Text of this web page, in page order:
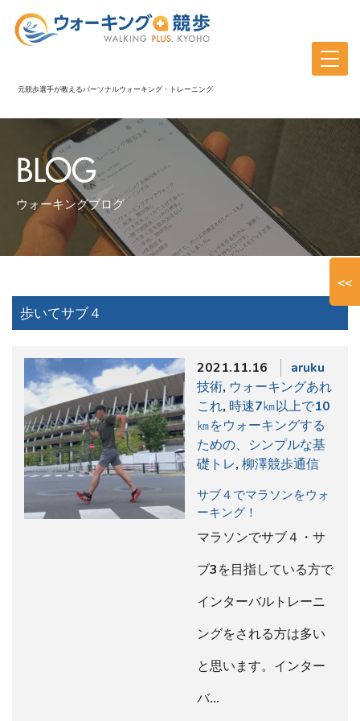
元競歩選手が教えるパーソナルウォーキング・トレーニング
BLOG
ウォーキングブログ
歩いてサブ４
2021.11.16
aruku
技術, ウォーキングあれ
これ, 時速7㎞以上で10
㎞をウォーキングする
ための、シンプルな基
礎トレ, 柳澤競歩通信
サブ４でマラソンをウォ
ーキング！
マラソンでサブ４・サ
ブ3を目指している方で
インターバルトレーニ
ングをされる方は多い
と思います。インター
バ…
<<